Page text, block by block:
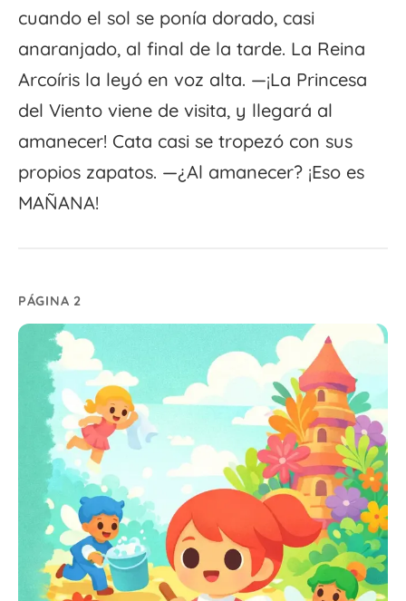
cuando el sol se ponía dorado, casi
anaranjado, al final de la tarde. La Reina
Arcoíris la leyó en voz alta. —¡La Princesa
del Viento viene de visita, y llegará al
amanecer! Cata casi se tropezó con sus
propios zapatos. —¿Al amanecer? ¡Eso es
MAÑANA!
PÁGINA 2